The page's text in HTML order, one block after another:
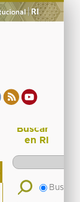
Buscar
en RI
Buscar